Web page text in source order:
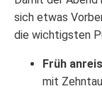
sich etwas
die wichtigsten
Früh
mit